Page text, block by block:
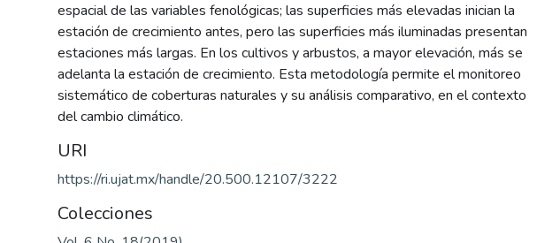
espacial de las variables fenológicas; las superficies más elevadas inician la
estación de crecimiento antes, pero las superficies más iluminadas presentan
estaciones más largas. En los cultivos y arbustos, a mayor elevación, más se
adelanta la estación de crecimiento. Esta metodología permite el monitoreo
sistemático de coberturas naturales y su análisis comparativo, en el contexto
del cambio climático.
URI
https://ri.ujat.mx/handle/20.500.12107/3222
Colecciones